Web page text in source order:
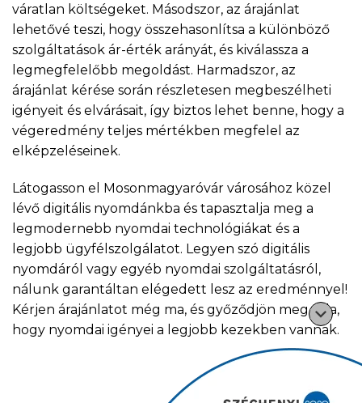
váratlan költségeket. Másodszor, az árajánlat
lehetővé teszi, hogy összehasonlítsa a különböző
szolgáltatások ár-érték arányát, és kiválassza a
legmegfelelőbb megoldást. Harmadszor, az
árajánlat kérése során részletesen megbeszélheti
igényeit és elvárásait, így biztos lehet benne, hogy a
végeredmény teljes mértékben megfelel az
elképzeléseinek.
Látogasson el Mosonmagyaróvár városához közel
lévő digitális nyomdánkba és tapasztalja meg a
legmodernebb nyomdai technológiákat és a
legjobb ügyfélszolgálatot. Legyen szó digitális
nyomdáról vagy egyéb nyomdai szolgáltatásról,
nálunk garantáltan elégedett lesz az eredménnyel!
Kérjen árajánlatot még ma, és győződjön meg róla,
hogy nyomdai igényei a legjobb kezekben vannak.